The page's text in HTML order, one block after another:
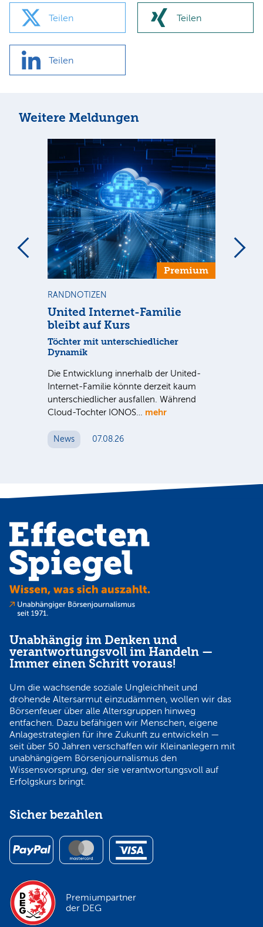
Teilen Teilen
Teilen
Weitere Meldungen
Premium
RANDNOTIZEN
United Internet-Familie
bleibt auf Kurs
Töchter mit unterschiedlicher
Dynamik
Die Entwicklung innerhalb der United-
Internet-Familie könnte derzeit kaum
unterschiedlicher ausfallen. Während
Cloud-Tochter IONOS… mehr
News 07.08.26
Unabhängig im Denken und
verantwortungsvoll im Handeln —
Immer einen Schritt voraus!
Um die wachsende soziale Ungleichheit und
drohende Altersarmut einzudämmen, wollen wir das
Börsenfeuer über alle Altersgruppen hinweg
entfachen. Dazu befähigen wir Menschen, eigene
Anlagestrategien für ihre Zukunft zu entwickeln —
seit über 50 Jahren verschaffen wir Kleinanlegern mit
unabhängigem Börsenjournalismus den
Wissensvorsprung, der sie verantwortungsvoll auf
Erfolgskurs bringt.
Sicher bezahlen
Premiumpartner
der DEG